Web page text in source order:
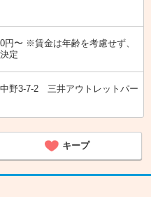
円〜 ※賃金は年齢を考慮せず、
定
野3-7-2 三井アウトレットパー
キープ